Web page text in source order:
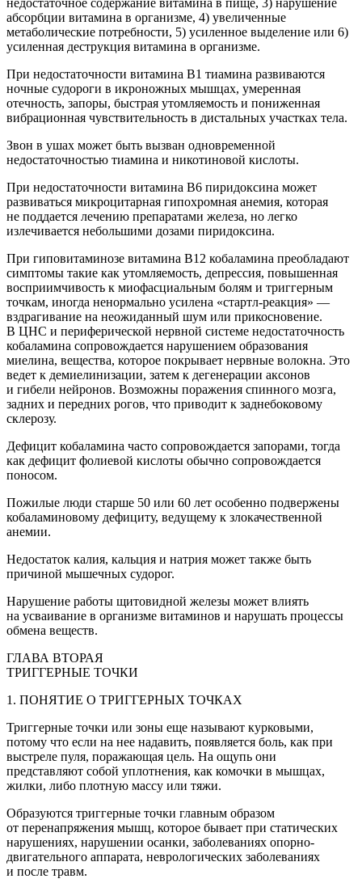
недостаточное содержание витамина в пище, 3) нарушение
абсорбции витамина в организме, 4) увеличенные
метаболические потребности, 5) усиленное выделение или 6)
усиленная деструкция витамина в организме.
При недостаточности витамина В1 тиамина развиваются
ночные судороги в икроножных мышцах, умеренная
отечность, запоры, быстрая утомляемость и пониженная
вибрационная чувствительность в дистальных участках тела.
Звон в ушах может быть вызван одновременной
недостаточностью тиамина и никотиновой кислоты.
При недостаточности витамина В6 пиридоксина может
развиваться микроцитарная гипохромная анемия, которая
не поддается лечению препаратами железа, но легко
излечивается небольшими дозами пиридоксина.
При гиповитаминозе витамина В12 кобаламина преобладают
симптомы такие как утомляемость, депрессия, повышенная
восприимчивость к миофасциальным болям и триггерным
точкам, иногда ненормально усилена «стартл-реакция» —
вздрагивание на неожиданный шум или прикосновение.
В ЦНС и периферической нервной системе недостаточность
кобаламина сопровождается нарушением образования
миелина, вещества, которое покрывает нервные волокна. Это
ведет к демиелинизации, затем к дегенерации аксонов
и гибели нейронов. Возможны поражения спинного мозга,
задних и передних рогов, что приводит к заднебоковому
склерозу.
Дефицит кобаламина часто сопровождается запорами, тогда
как дефицит фолиевой кислоты обычно сопровождается
поносом.
Пожилые люди старше 50 или 60 лет особенно подвержены
кобаламиновому дефициту, ведущему к злокачественной
анемии.
Недостаток калия, кальция и натрия может также быть
причиной мышечных судорог.
Нарушение работы щитовидной железы может влиять
на усваивание в организме витаминов и нарушать процессы
обмена веществ.
ГЛАВА ВТОРАЯ
ТРИГГЕРНЫЕ ТОЧКИ
1. ПОНЯТИЕ О ТРИГГЕРНЫХ ТОЧКАХ
Триггерные точки или зоны еще называют курковыми,
потому что если на нее надавить, появляется боль, как при
выстреле пуля, поражающая цель. На ощупь они
представляют собой уплотнения, как комочки в мышцах,
жилки, либо плотную массу или тяжи.
Образуются триггерные точки главным образом
от перенапряжения мышц, которое бывает при статических
нарушениях, нарушении осанки, заболеваниях опорно-
двигательного аппарата, неврологических заболеваниях
и после травм.